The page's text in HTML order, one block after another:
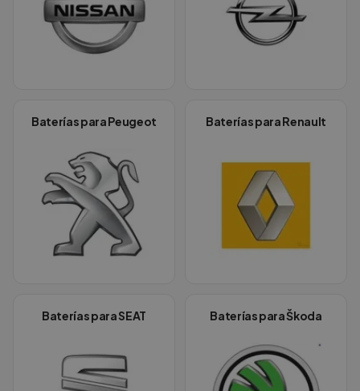
Baterías paraPeugeot Baterías paraRenault
Baterías paraSEAT Baterías paraŠkoda